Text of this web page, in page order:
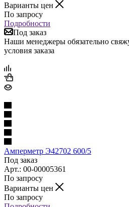
Варианты цен
По запросу
Подробности
Под заказ
Наши менеджеры обязательно
условия заказа
Амперметр Э42702 600/5
Под заказ
Арт.: 00-00005361
По запросу
Варианты цен
По запросу